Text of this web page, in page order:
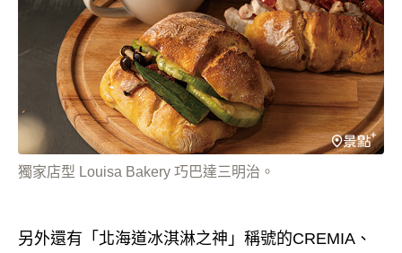
獨家店型 Louisa Bakery 巧巴達三明治。
另外還有「北海道冰淇淋之神」稱號的CREMIA、